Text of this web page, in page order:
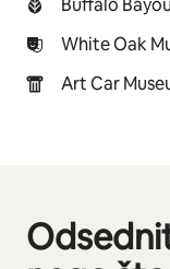
Buffalo
White Oak
Art Car
Prikazano stavki: 0